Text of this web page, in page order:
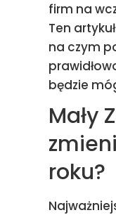
firm na
Ten
na czym
będzie
Mały
roku?